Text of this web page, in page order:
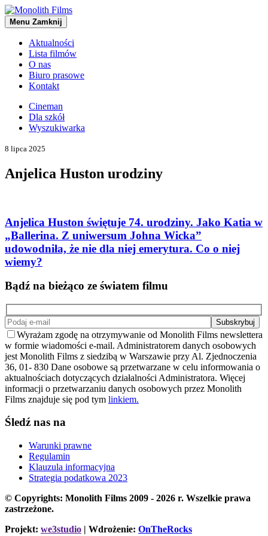
Menu Zamknij
Aktualności
Lista filmów
O nas
Biuro prasowe
Kontakt
Cineman
Dla szkół
Wyszukiwarka
8 lipca 2025
Anjelica Huston urodziny
Anjelica Huston świętuje 74. urodziny. Jako Katia w
„Ballerina. Z uniwersum Johna Wicka”
udowodniła, że nie dla niej emerytura. Co o niej
wiemy?
Bądź na bieżąco ze światem filmu
Wyrażam zgodę na otrzymywanie od Monolith Films newslettera
w formie wiadomości e-mail. Administratorem danych osobowych
jest Monolith Films z siedzibą w Warszawie przy Al. Zjednoczenia
36, 01- 830 Dane osobowe są przetwarzane w celu informowania o
aktualnościach dotyczących działalności Administratora. Więcej
informacji o przetwarzaniu danych osobowych przez Monolith
Films znajduje się pod tym linkiem.
Śledź nas na
Warunki prawne
Regulamin
Klauzula informacyjna
Strategia podatkowa 2023
© Copyrights: Monolith Films 2009 - 2026 r. Wszelkie prawa
zastrzeżone.
Projekt: we3studio | Wdrożenie: OnTheRocks